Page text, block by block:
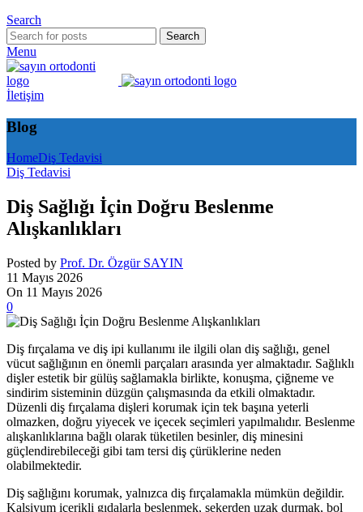
Search
Search
Menu
İletişim
Blog
HomeDiş Tedavisi
Diş Tedavisi
Diş Sağlığı İçin Doğru Beslenme
Alışkanlıkları
Posted by Prof. Dr. Özgür SAYIN
11 Mayıs 2026
On 11 Mayıs 2026
0
Diş fırçalama ve diş ipi kullanımı ile ilgili olan diş sağlığı, genel
vücut sağlığının en önemli parçaları arasında yer almaktadır. Sağlıklı
dişler estetik bir gülüş sağlamakla birlikte, konuşma, çiğneme ve
sindirim sisteminin düzgün çalışmasında da etkili olmaktadır.
Düzenli diş fırçalama dişleri korumak için tek başına yeterli
olmazken, doğru yiyecek ve içecek seçimleri yapılmalıdır. Beslenme
alışkanlıklarına bağlı olarak tüketilen besinler, diş minesini
güçlendirebileceği gibi tam tersi diş çürüklerine neden
olabilmektedir.
Diş sağlığını korumak, yalnızca diş fırçalamakla mümkün değildir.
Kalsiyum içerikli gıdalarla beslenmek, şekerden uzak durmak, bol